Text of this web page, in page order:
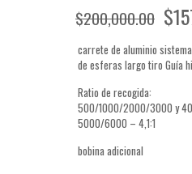
$200,000.00 El
era:
$
carrete de aluminio
de esferas largo tiro Guía
Ratio de recogida:
500/1000/2000/3000 y
5000/6000 – 4,1:1
bobina adicional